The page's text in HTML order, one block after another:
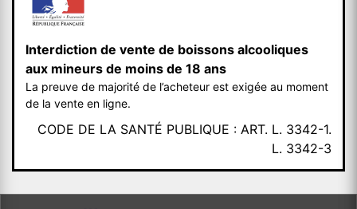
Interdiction de vente de boissons alcooliques
aux mineurs de moins de 18 ans
La preuve de majorité de l’acheteur est exigée au moment
de la vente en ligne.
CODE DE LA SANTÉ PUBLIQUE : ART. L. 3342-1.
L. 3342-3